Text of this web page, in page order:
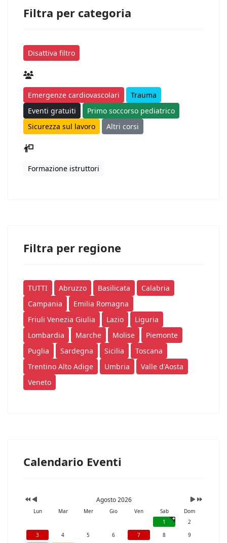
Filtra per categoria
Disattiva filtro
Emergenze cardiovascolari
Trauma
Eventi gratuiti
Primo soccorso pediatrico
Sicurezza sul lavoro
Altri corsi
Formazione istruttori
Filtra per regione
TUTTI Abruzzo Basilicata
Calabria
Campania
Emilia Romagna
Friuli Venezia Giulia
Lazio
Liguria
Lombardia
Marche Molise
Piemonte
Puglia
Sardegna Sicilia
Toscana
Trentino Alto Adige
Umbria
Valle d'Aosta
Veneto
Calendario Eventi
Agosto 2026
Lun Mar Mer Gio Ven Sab
Dom
1
2
3
4 5 6 7 8 9